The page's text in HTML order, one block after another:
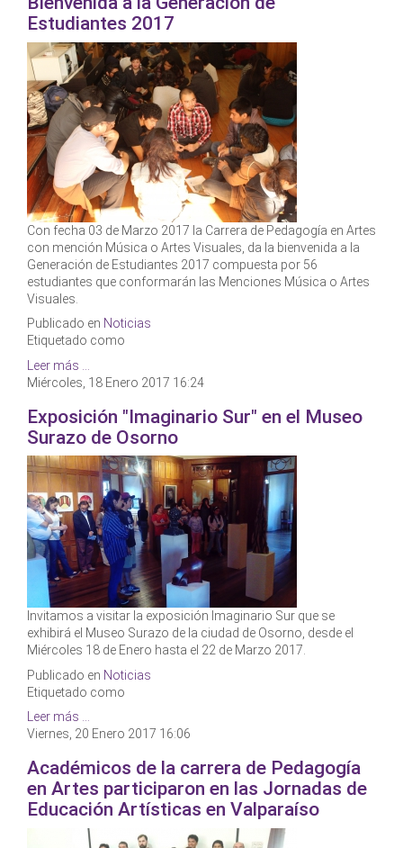
Estudiantes 2017
Con fecha 03 de Marzo 2017 la Carrera de Pedagogía en Artes
con mención Música o Artes Visuales, da la bienvenida a la
Generación de Estudiantes 2017 compuesta por 56
estudiantes que conformarán las Menciones Música o Artes
Visuales.
Publicado en Noticias
Etiquetado como
Leer más ...
Miércoles, 18 Enero 2017 16:24
Exposición "Imaginario Sur" en el Museo
Surazo de Osorno
Invitamos a visitar la exposición Imaginario Sur que se
exhibirá el Museo Surazo de la ciudad de Osorno, desde el
Miércoles 18 de Enero hasta el 22 de Marzo 2017.
Publicado en Noticias
Etiquetado como
Leer más ...
Viernes, 20 Enero 2017 16:06
Académicos de la carrera de Pedagogía
en Artes participaron en las Jornadas de
Educación Artísticas en Valparaíso